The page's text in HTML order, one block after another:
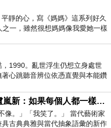
靜的心，寫《媽媽》這系列好久
一，雖然很想媽媽像我愛她一樣
1990。亂世浮生仍想立身處世
心跳聽音辨位依憑直覺與本能鑽
另一個心聲另一個共鳴的
當代藝術家盧嵐新：如果每個人都一樣，這世界該有多無聊？
像。」「我笑了。」 當代藝術家
具古典典雅與當代抽象語彙的新作